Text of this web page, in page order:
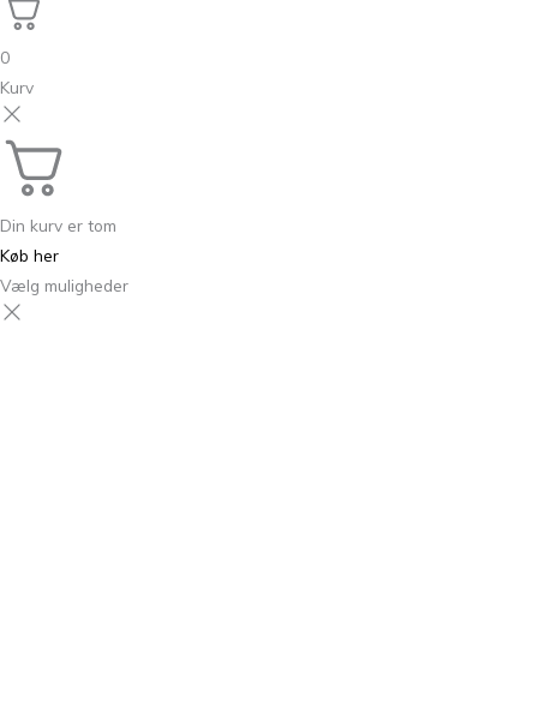
0
Kurv
Din kurv er tom
Køb her
Vælg muligheder